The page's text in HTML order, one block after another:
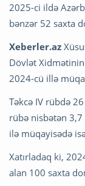
2025-ci ildə
bənzər 52 saxta
Xeberler.az
Dövlət
2024-cü illə
Təkcə IV rübdə
rübə nisbətən
ilə müqayisədə
Xatırladaq ki,
alan 100 saxta